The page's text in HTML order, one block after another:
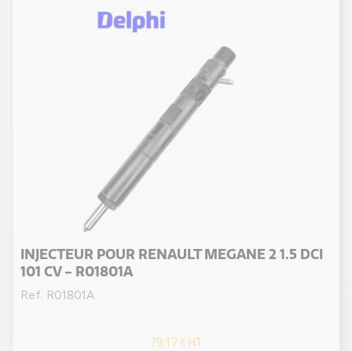
INJECTEUR POUR RENAULT MEGANE 2 1.5 DCI
101 CV - R01801A
Ref. R01801A
79,17 € HT